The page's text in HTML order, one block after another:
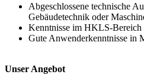
Abgeschlossene technische
Gebäudetechnik oder
Kenntnisse im HKLS-Bereich
Gute Anwenderkenntnisse in
Unser Angebot